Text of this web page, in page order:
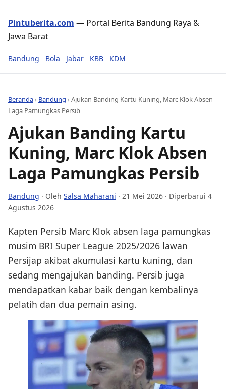
Pintuberita.com — Portal Berita Bandung Raya &
Jawa Barat
Bandung Bola Jabar KBB KDM
Beranda› Bandung ›Ajukan Banding Kartu Kuning, Marc Klok Absen
Laga Pamungkas Persib
Ajukan Banding Kartu
Kuning, Marc Klok Absen
Laga Pamungkas Persib
Bandung · Oleh Salsa Maharani · 21 Mei 2026 · Diperbarui 4
Agustus 2026
Kapten Persib Marc Klok absen laga pamungkas
musim BRI Super League 2025/2026 lawan
Persijap akibat akumulasi kartu kuning, dan
sedang mengajukan banding. Persib juga
mendapatkan kabar baik dengan kembalinya
pelatih dan dua pemain asing.